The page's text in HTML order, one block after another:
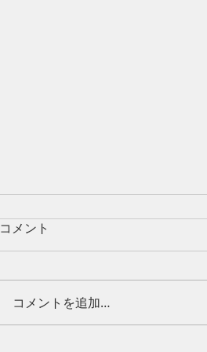
コメント
コメントを追加…